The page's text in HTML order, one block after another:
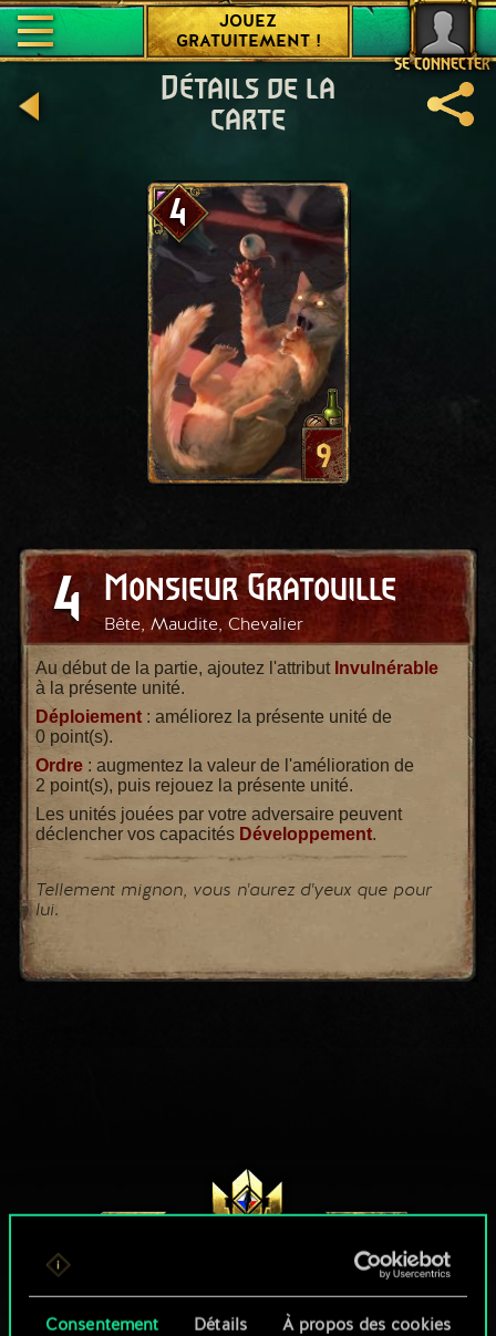
Consentement Détails À propos des cookies
SE CONNECTER
JOUEZ
GRATUITEMENT !
Détails de la
carte
4
9
4 Monsieur Gratouille
Bête, Maudite, Chevalier
Au début de la partie, ajoutez l'attribut Invulnérable
à la présente unité.
Déploiement : améliorez la présente unité de
0 point(s).
Ordre : augmentez la valeur de l'amélioration de
2 point(s), puis rejouez la présente unité.
Les unités jouées par votre adversaire peuvent
déclencher vos capacités Développement.
Tellement mignon, vous n'aurez d'yeux que pour
lui.